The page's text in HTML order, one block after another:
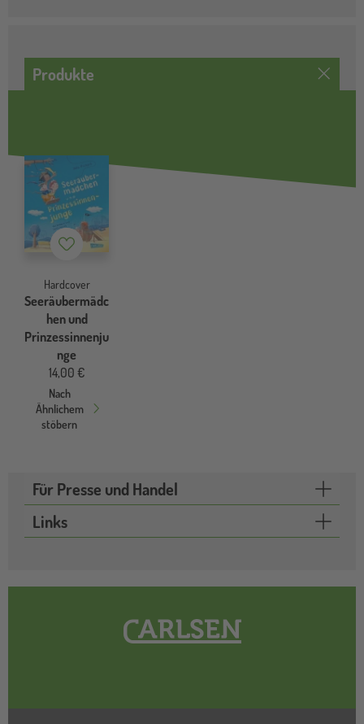
Produkte
Merkzettel
Hardcover
Seeräubermädc
hen und
Prinzessinnenju
nge
14,00 €
Nach
Ähnlichem
stöbern
Für Presse und Handel
Links